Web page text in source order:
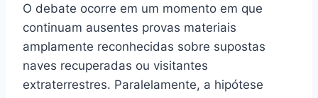
O debate ocorre em um momento em que
continuam ausentes provas materiais
amplamente reconhecidas sobre supostas
naves recuperadas ou visitantes
extraterrestres. Paralelamente, a hipótese